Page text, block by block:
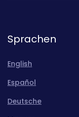
Sprachen
English
Español
Deutsche